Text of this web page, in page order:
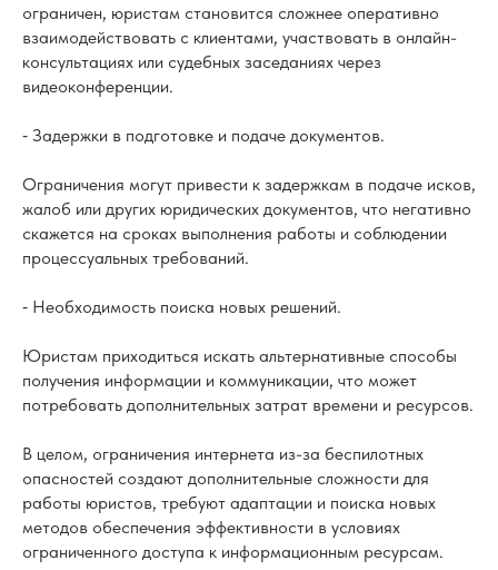
ограничен, юристам становится сложнее оперативно
взаимодействовать с клиентами, участвовать в онлайн-
консультациях или судебных заседаниях через
видеоконференции.
⁃ Задержки в подготовке и подаче документов.
Ограничения могут привести к задержкам в подаче исков,
жалоб или других юридических документов, что негативно
скажется на сроках выполнения работы и соблюдении
процессуальных требований.
⁃ Необходимость поиска новых решений.
Юристам приходиться искать альтернативные способы
получения информации и коммуникации, что может
потребовать дополнительных затрат времени и ресурсов.
В целом, ограничения интернета из-за беспилотных
опасностей создают дополнительные сложности для
работы юристов, требуют адаптации и поиска новых
методов обеспечения эффективности в условиях
ограниченного доступа к информационным ресурсам.